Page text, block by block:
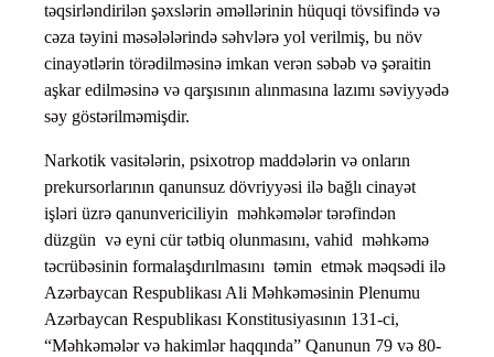
təqsirləndirilən şəxslərin əməllərinin hüquqi tövsifində və
cəza təyini məsələlərində səhvlərə yol verilmiş, bu növ
cinayətlərin törədilməsinə imkan verən səbəb və şəraitin
aşkar edilməsinə və qarşısının alınmasına lazımı səviyyədə
səy göstərilməmişdir.
Narkotik vasitələrin, psixotrop maddələrin və onların
prekursorlarının qanunsuz dövriyyəsi ilə bağlı cinayət
işləri üzrə qanunvericiliyin məhkəmələr tərəfindən
düzgün və eyni cür tətbiq olunmasını, vahid məhkəmə
təcrübəsinin formalaşdırılmasını təmin etmək məqsədi ilə
Azərbaycan Respublikası Ali Məhkəməsinin Plenumu
Azərbaycan Respublikası Konstitusiyasının 131-ci,
“Məhkəmələr və hakimlər haqqında” Qanunun 79 və 80-